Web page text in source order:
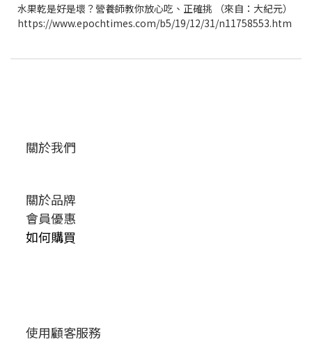
水果乾是好是壞？營養師教你放心吃、正確挑 （來自：大紀元）
https://www.epochtimes.com/b5/19/12/31/n11758553.htm
關於我們
關於品牌
會員優惠
如何購買
使用顧客服務